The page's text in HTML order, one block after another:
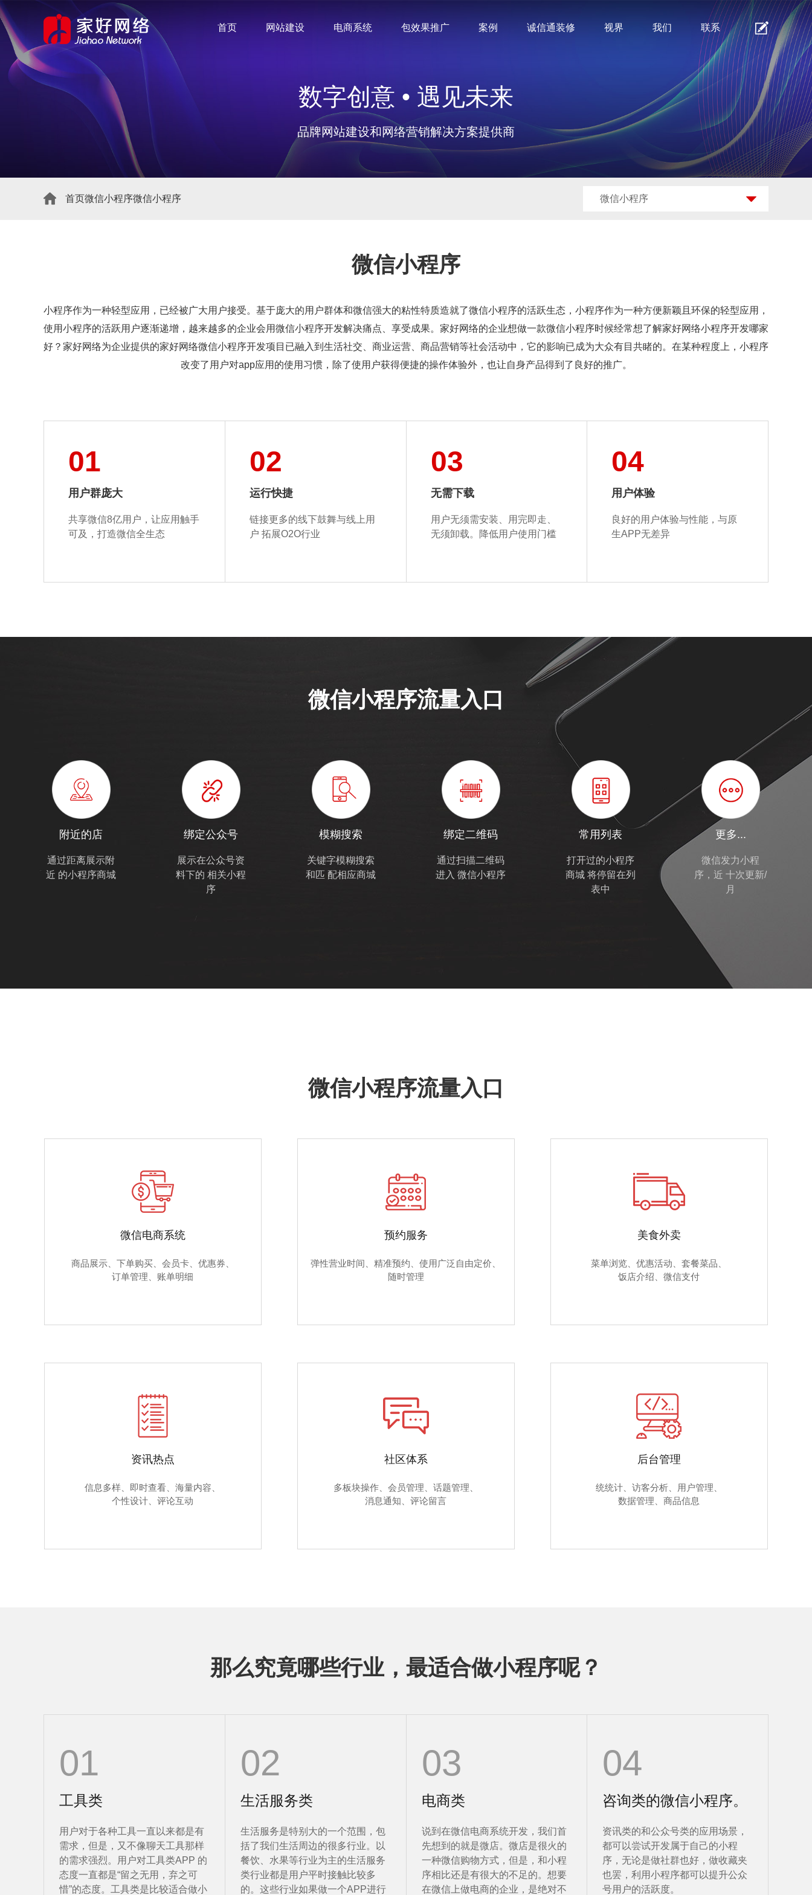
首页 网站建设 电商系统 包效果推广 案例 诚信通装修 视界 我们 联系
数字创意 • 遇见未来
品牌网站建设和网络营销解决方案提供商
首页微信小程序微信小程序 微信小程序
微信小程序
小程序作为一种轻型应用，已经被广大用户接受。基于庞大的用户群体和微信强大的粘性特质造就了微信小程序的活跃生态，小程序作为一种方便新颖且环保的轻型应用，
使用小程序的活跃用户逐渐递增，越来越多的企业会用微信小程序开发解决痛点、享受成果。家好网络的企业想做一款微信小程序时候经常想了解家好网络小程序开发哪家
好？家好网络为企业提供的家好网络微信小程序开发项目已融入到生活社交、商业运营、商品营销等社会活动中，它的影响已成为大众有目共睹的。在某种程度上，小程序
改变了用户对app应用的使用习惯，除了使用户获得便捷的操作体验外，也让自身产品得到了良好的推广。
01
用户群庞大
共享微信8亿用户，让应用触手
可及， 打造微信全生态
02
运行快捷
链接更多的线下鼓舞与线上用
户 拓展O2O行业
03
无需下载
用户无须需安装、用完即走、
无须卸载。
降低用户使用门槛
04
用户体验
良好的用户体验与性能，与原
生APP无差异
微信小程序流量入口
附近的店
通过距离展示附
近 的小程序商城
绑定公众号
展示在公众号资
料下的 相关小程
序
模糊搜索
关键字模糊搜索
和匹 配相应商城
绑定二维码
通过扫描二维码
进入 微信小程序
常用列表
打开过的小程序
商城 将停留在列
表中
更多...
微信发力小程
序，近 十次更新/
月
微信小程序流量入口
微信电商系统
商品展示、下单购买、会员卡、优惠券、
订单管理、账单明细
预约服务
弹性营业时间、精准预约、使用广泛自由定价、
随时管理
美食外卖
菜单浏览、优惠活动、套餐菜品、
饭店介绍、微信支付
资讯热点
信息多样、即时查看、海量内容、
个性设计、评论互动
社区体系
多板块操作、会员管理、话题管理、
消息通知、评论留言
后台管理
统统计、访客分析、用户管理、
数据管理、商品信息
那么究竟哪些行业，最适合做小程序呢？
01
工具类
用户对于各种工具一直以来都是有
需求，但是，又不像聊天工具那样
的需求强烈。用户对工具类APP 的
态度一直都是“留之无用，弃之可
惜”的态度。工具类是比较适合做小
02
生活服务类
生活服务是特别大的一个范围，包
括了我们生活周边的很多行业。以
餐饮、水果等行业为主的生活服务
类行业都是用户平时接触比较多
的。这些行业如果做一个APP进行
03
电商类
说到在微信电商系统开发，我们首
先想到的就是微店。微店是很火的
一种微信购物方式，但是，和小程
序相比还是有很大的不足的。想要
在微信上做电商的企业，是绝对不
04
咨询类的微信小程序。
资讯类的和公众号类的应用场景，
都可以尝试开发属于自己的小程
序，无论是做社群也好，做收藏夹
也罢，利用小程序都可以提升公众
号用户的活跃度。